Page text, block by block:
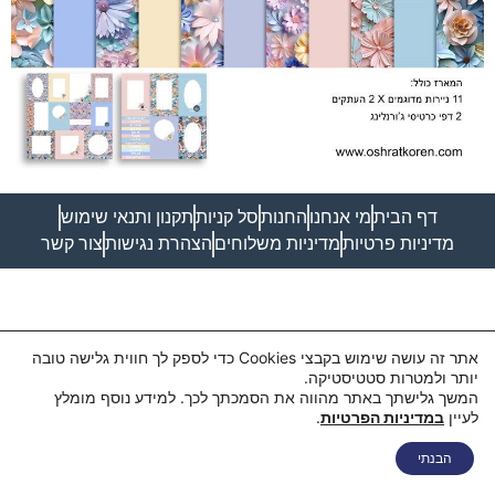
דף הביתמי אנחנו החנותסל קניותתקנון ותנאי שימוש
מדיניות פרטיותמדיניות משלוחים הצהרת נגישותצור קשר
אתר זה עושה שימוש בקבצי Cookies כדי לספק לך חווית גלישה טובה
יותר ולמטרות סטטיסטיקה.
המשך גלישתך באתר מהווה את הסמכתך לכך. למידע נוסף מומלץ
לעיין במדיניות הפרטיות.
הבנתי